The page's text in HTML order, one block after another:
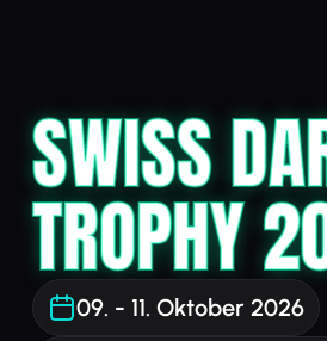
SWISS
TROPHY
09. - 11. Oktober 2026